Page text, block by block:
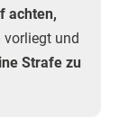
achten,
und
Strafe zu